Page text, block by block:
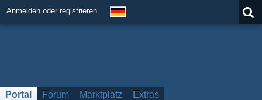
Anmelden oder registrieren
Portal Forum Marktplatz Extras